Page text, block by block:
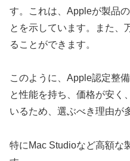
す。これは、Appleが製品
とを示しています。また、
ることができます。
このように、Apple認定整
と性能を持ち、価格が安く
いるため、選ぶべき理由が
特にMac Studioなど高額な